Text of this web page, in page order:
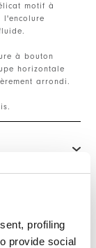
profiling
provide social
motif à
l'encolure
à bouton
horizontale
arrondi.